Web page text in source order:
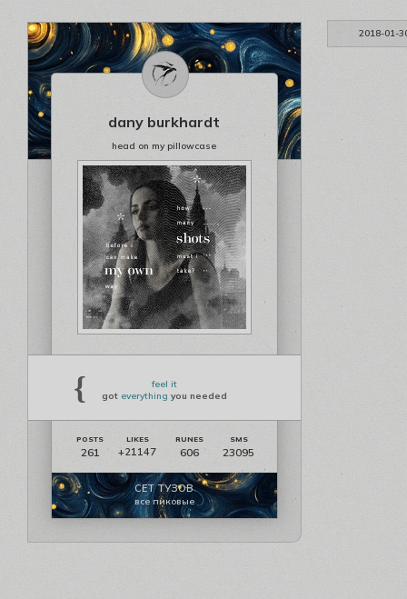
2018-01-
dany burkhardt
head on my pillowcase
{
feel it
got everything you needed
261 +21147 606 23095
СЕТ ТУЗОВ
все пиковые